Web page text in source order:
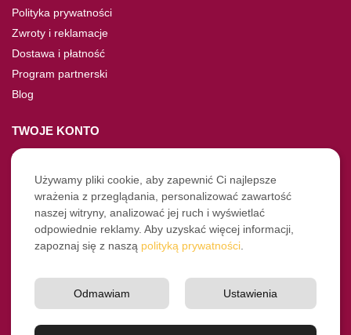
Polityka prywatności
Zwroty i reklamacje
Dostawa i płatność
Program partnerski
Blog
TWOJE KONTO
Moje konto
Nie pamiętasz hasła?
Twoje zamówienia
NASZE SOCIALE
Instagram
Używamy pliki cookie, aby zapewnić Ci najlepsze
wrażenia z przeglądania, personalizować zawartość
naszej witryny, analizować jej ruch i wyświetlać
odpowiednie reklamy. Aby uzyskać więcej informacji,
zapoznaj się z naszą polityką prywatności
Ustawienia
Odmawiam